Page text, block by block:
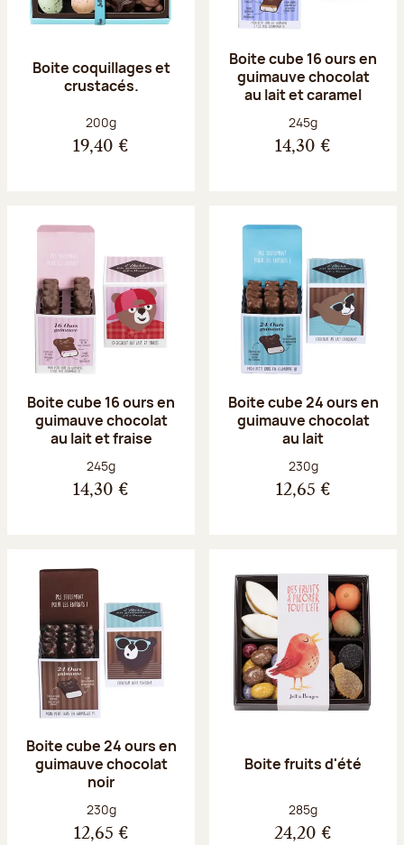
Boite coquillages et
crustacés.
Poids net :
200g
19,40 €
Boite cube 16 ours en
guimauve chocolat
au lait et caramel
Poids net :
245g
14,30 €
Boite cube 16 ours en
guimauve chocolat
au lait et fraise
Poids net :
245g
14,30 €
Boite cube 24 ours en
guimauve chocolat
au lait
Poids net :
230g
12,65 €
Boite cube 24 ours en
guimauve chocolat
noir
Poids net :
230g
12,65 €
Boite fruits d'été
Poids net :
285g
24,20 €